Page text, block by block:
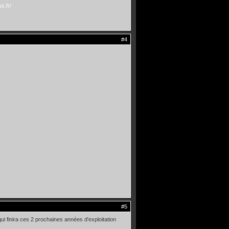
#4
#5
finira ces 2 prochaines années d'exploitation